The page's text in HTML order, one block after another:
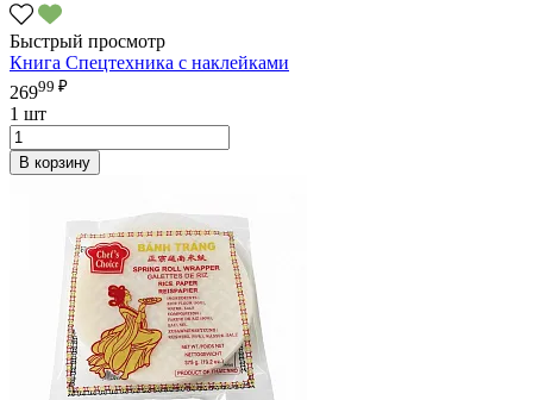
Быстрый просмотр
Книга Спецтехника с наклейками
26999 ₽
1 шт
В корзину